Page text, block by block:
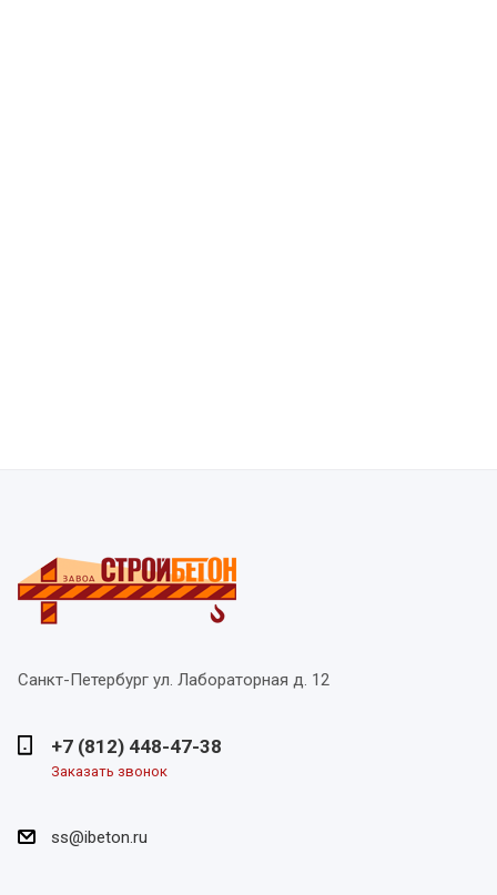
Санкт-Петербург ул. Лабораторная д. 12
+7 (812) 448-47-38
Заказать звонок
ss@ibeton.ru